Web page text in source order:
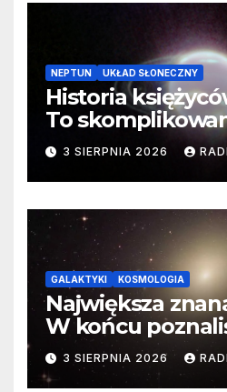
NEPTUN UKŁAD SŁONECZNY
Historia
To
3 SIERPNIA 2026
GALAKTYKI KOSMOLOGIA
Największa
W końcu
faktyczne
3 SIERPNIA 2026